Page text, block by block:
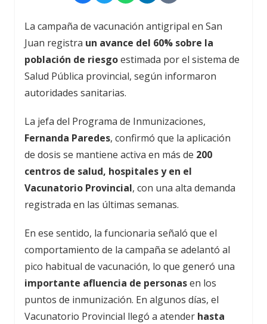
La campaña de vacunación antigripal en San
Juan registra un avance del 60% sobre la
población de riesgoestimada por el sistema de
Salud Pública provincial, según informaron
autoridades sanitarias.
La jefa del Programa de Inmunizaciones,
Fernanda Paredes, confirmó que la aplicación
de dosis se mantiene activa en más de 200
centros de salud, hospitales y en el
Vacunatorio Provincial, con una alta demanda
registrada en las últimas semanas.
En ese sentido, la funcionaria señaló que el
comportamiento de la campaña se adelantó al
pico habitual de vacunación, lo que generó una
importante afluencia de personasen los
puntos de inmunización. En algunos días, el
Vacunatorio Provincial llegó a atender hasta